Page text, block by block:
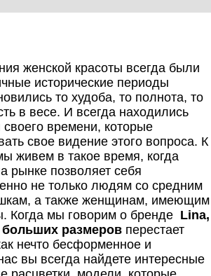
женской красоты всегда были
исторические периоды
то худоба, то полнота, то
в весе. И всегда находились
времени, которые
свое видение этого вопроса. К
живем в такое время, когда
рынке позволяет себя
не только людям со средним
а также женщинам, имеющим
Когда мы говорим о бренде Lina,
размеров перестает
нечто бесформенное и
вы всегда найдете интересные